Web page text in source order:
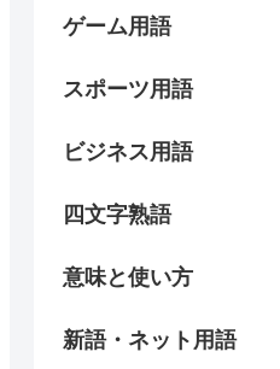
ゲーム用語
スポーツ用語
ビジネス用語
四文字熟語
意味と使い方
新語・ネット用語